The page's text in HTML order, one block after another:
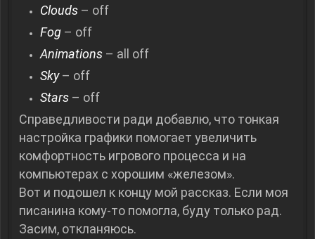
Clouds – off
Fog – off
Animations – all off
Sky– off
Stars – off
Справедливости ради добавлю, что тонкая
настройка графики помогает увеличить
комфортность игрового процесса и на
компьютерах с хорошим «железом».
Вот и подошел к концу мой рассказ. Если моя
писанина кому-то помогла, буду только рад.
Засим, откланяюсь.